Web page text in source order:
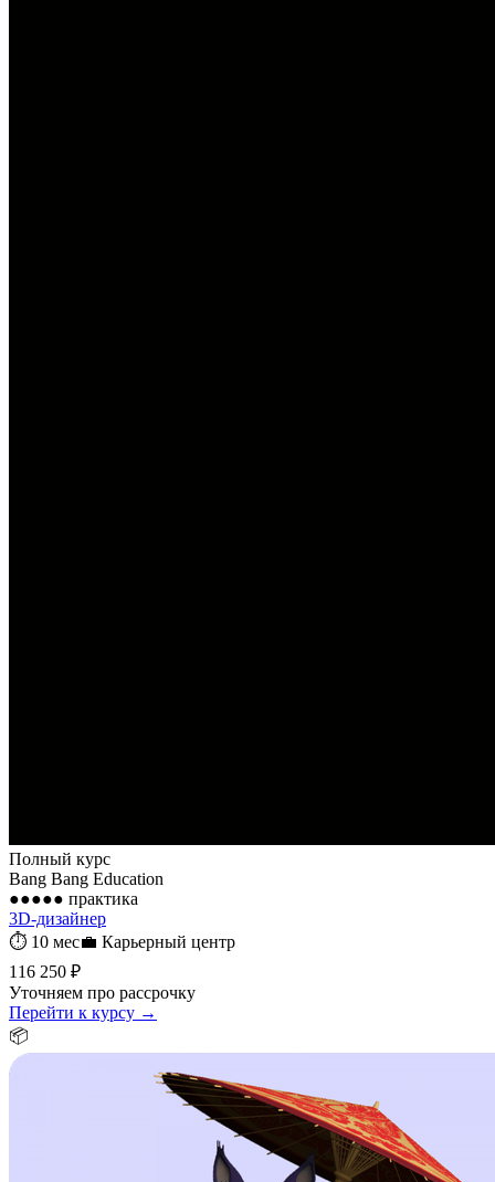
Полный курс
Bang Bang Education
●●●●● практика
3D-дизайнер
⏱ 10 мес💼 Карьерный центр
116 250 ₽
Уточняем про рассрочку
Перейти к курсу →
📦